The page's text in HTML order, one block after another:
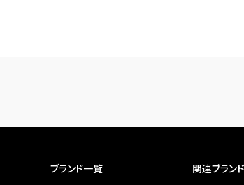
ブランド一覧 関連ブラン